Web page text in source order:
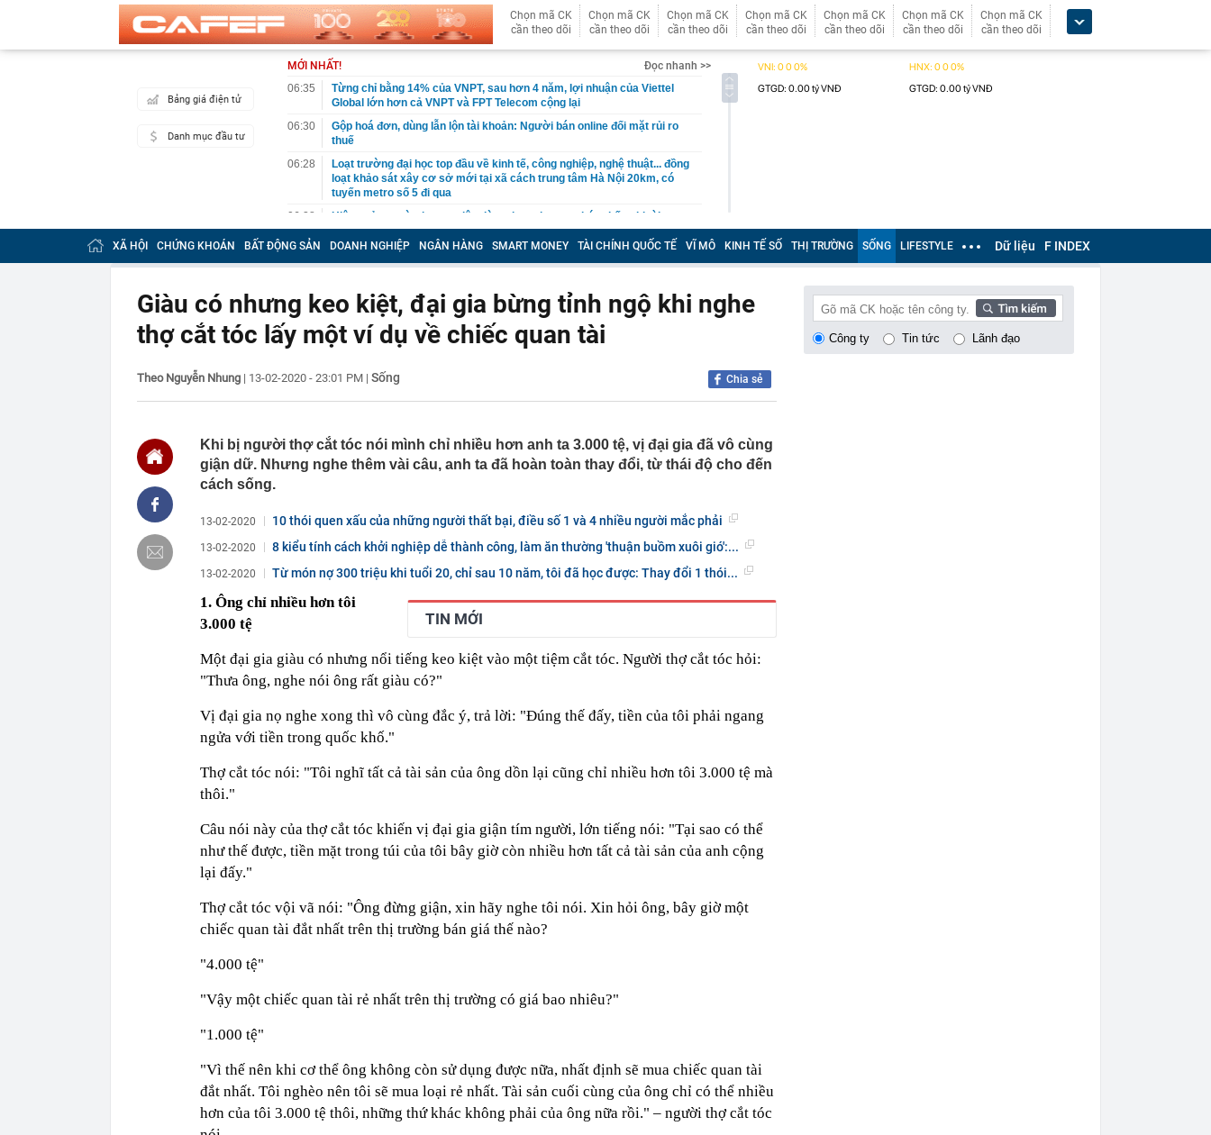
Chọn mã CK
cần theo dõi
Chọn mã CK
cần theo dõi
Chọn mã CK
cần theo dõi
Chọn mã CK
cần theo dõi
Chọn mã CK
cần theo dõi
Chọn mã CK
cần theo dõi
Chọn mã CK
cần theo dõi
Bảng giá điện tử
Danh mục đầu tư
MỚI NHẤT!
Đọc nhanh >>
06:35
Từng chỉ bằng 14% của VNPT, sau hơn 4 năm, lợi nhuận của Viettel
Global lớn hơn cả VNPT và FPT Telecom cộng lại
06:30
Gộp hoá đơn, dùng lẫn lộn tài khoản: Người bán online đối mặt rủi ro
thuế
06:28
Loạt trường đại học top đầu về kinh tế, công nghiệp, nghệ thuật... đồng
loạt khảo sát xây cơ sở mới tại xã cách trung tâm Hà Nội 20km, có
tuyến metro số 5 đi qua
06:28
Hiệu quả cao từ cho vay tiêu dùng theo phương thức thấu chi tài
khoản
Thu hút 700 tỷ USD cho mục tiêu Net Zero: Ngân hàng giữ vai trò kênh
dẫn vốn chủ lực
06:20
Vì sao ngày càng nhiều gia đình không còn phụ thuộc vào giàn phơi? 1
thiết bị giải phóng cả ban công đang trở thành xu hướng mới
06:13
Từ nhà tập thể 30 m², “chuồng cọp” san sát đến đại đô thị hàng trăm
ha: Mô hình căn hộ chung cư đã thay đổi đến "chóng mặt"
Nằm trên độ cao 1800m, không phải lúc nào cũng tới được
05:55
Người mua nhà chờ giá giảm sâu, chuyên gia nói thẳng: “Khó!”
Quỹ ngoại tỷ USD có tháng 7 tệ nhất trong lịch sử hoạt động
01:14
Phát hiện bất thường từ nhóm cư dân, công an đồng loạt ập vào khám
xét nhiều căn hộ tại một khu đô thị ở Gia Lâm: Bóc trần đường dây rửa
tiền hơn 30.000 tỷ
00:08
Chứng khoán khó nhằn, tài khoản mở mới giảm mạnh
Ít người biết đỉnh núi cao thứ 5 Việt Nam, là “ cột mốc thiêng liêng đẹp
nhất biên cương” ở độ cao trên 3.000m, điểm đến "trong mơ" của dân
00:05
Việt Nam có 1 hệ thống y khoa tư nhân sở hữu 14 bệnh viện, 2.900
giường bệnh, vừa được vinh danh "Hệ thống Y khoa tốt nhất Việt Nam
2026"
00:05
56 mã chứng khoán bị HoSE cắt margin trong tháng 8
XÃ HỘI CHỨNG KHOÁN BẤT ĐỘNG SẢN DOANH NGHIỆP NGÂN HÀNG SMART MONEY TÀI CHÍNH QUỐC TẾ VĨ MÔ KINH TẾ SỐ THỊ TRƯỜNG SỐNG LIFESTYLE Dữ liệu F INDEX
Giàu có nhưng keo kiệt, đại gia bừng tỉnh ngộ khi nghe
thợ cắt tóc lấy một ví dụ về chiếc quan tài
Theo Nguyễn Nhung | 13-02-2020 - 23:01 PM | Sống Chia sẻ
Khi bị người thợ cắt tóc nói mình chỉ nhiều hơn anh ta 3.000 tệ, vị đại gia đã vô cùng
giận dữ. Nhưng nghe thêm vài câu, anh ta đã hoàn toàn thay đổi, từ thái độ cho đến
cách sống.
13-02-2020 10 thói quen xấu của những người thất bại, điều số 1 và 4 nhiều người mắc phải
13-02-2020 8 kiểu tính cách khởi nghiệp dễ thành công, làm ăn thường 'thuận buồm xuôi gió':...
13-02-2020 Từ món nợ 300 triệu khi tuổi 20, chỉ sau 10 năm, tôi đã học được: Thay đổi 1 thói...
TIN MỚI
1. Ông chỉ nhiều hơn tôi
3.000 tệ
Một đại gia giàu có nhưng nổi tiếng keo kiệt vào một tiệm cắt tóc. Người thợ cắt tóc hỏi:
"Thưa ông, nghe nói ông rất giàu có?"
Vị đại gia nọ nghe xong thì vô cùng đắc ý, trả lời: "Đúng thế đấy, tiền của tôi phải ngang
ngửa với tiền trong quốc khố."
Thợ cắt tóc nói: "Tôi nghĩ tất cả tài sản của ông dồn lại cũng chỉ nhiều hơn tôi 3.000 tệ mà
thôi."
Câu nói này của thợ cắt tóc khiến vị đại gia giận tím người, lớn tiếng nói: "Tại sao có thể
như thế được, tiền mặt trong túi của tôi bây giờ còn nhiều hơn tất cả tài sản của anh cộng
lại đấy."
Thợ cắt tóc vội vã nói: "Ông đừng giận, xin hãy nghe tôi nói. Xin hỏi ông, bây giờ một
chiếc quan tài đắt nhất trên thị trường bán giá thế nào?
"4.000 tệ"
"Vậy một chiếc quan tài rẻ nhất trên thị trường có giá bao nhiêu?"
"1.000 tệ"
"Vì thế nên khi cơ thể ông không còn sử dụng được nữa, nhất định sẽ mua chiếc quan tài
đắt nhất. Tôi nghèo nên tôi sẽ mua loại rẻ nhất. Tài sản cuối cùng của ông chỉ có thể nhiều
hơn của tôi 3.000 tệ thôi, những thứ khác không phải của ông nữa rồi." – người thợ cắt tóc
Công ty Tin tức Lãnh đạo